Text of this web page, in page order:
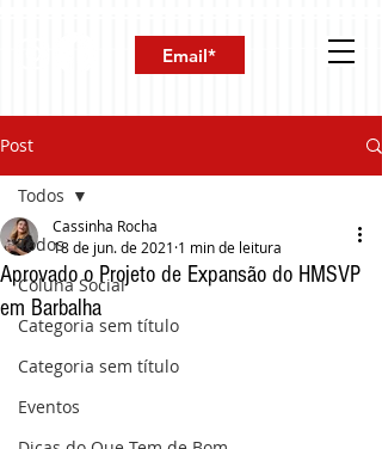
Post
Todos
Coluna Social
Categoria sem título
Categoria sem título
Eventos
Todos
Aprovado o Projeto de Expansão do HMSVP
em Barbalha
Cassinha Rocha
18 de jun. de 2021 1 min de leitura